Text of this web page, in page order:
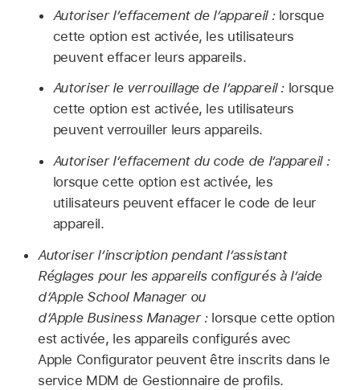
Autoriser l’effacement de l’appareil :lorsque
cette option est activée, les utilisateurs
peuvent effacer leurs appareils.
Autoriser le verrouillage de l’appareil : lorsque
cette option est activée, les utilisateurs
peuvent verrouiller leurs appareils.
Autoriser l’effacement du code de l’appareil :
lorsque cette option est activée, les
utilisateurs peuvent effacer le code de leur
appareil.
Autoriser l’inscription pendant l’assistant
Réglages pour les appareils configurés à l’aide
d’Apple School Manager ou
d’Apple Business Manager :lorsque cette option
est activée, les appareils configurés avec
Apple Configuratorpeuvent être inscrits dans le
service MDM de Gestionnaire de profils.